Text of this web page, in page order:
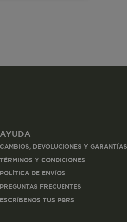
AYUDA
CAMBIOS, DEVOLUCIONES Y GARANTÍAS
TÉRMINOS Y CONDICIONES
POLÍTICA DE ENVÍOS
PREGUNTAS FRECUENTES
ESCRÍBENOS TUS PQRS
al
No guardan
Descripción